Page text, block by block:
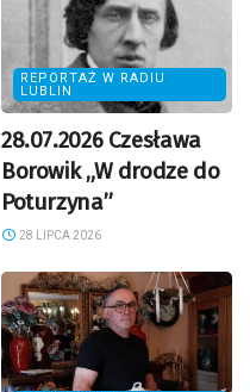
REPORTAŻ W RADIU
LUBLIN
28.07.2026 Czesława
Borowik „W drodze do
Poturzyna”
28 LIPCA 2026